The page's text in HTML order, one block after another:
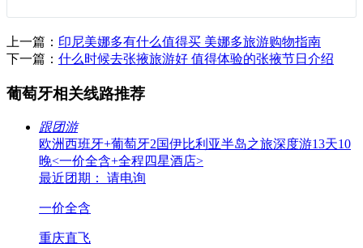
上一篇： 印尼美娜多有什么值得买 美娜多旅游购物指南
下一篇： 什么时候去张掖旅游好 值得体验的张掖节日介绍
葡萄牙相关线路推荐
跟团游
欧洲西班牙+葡萄牙2国伊比利亚半岛之旅深度游13天10
晚<一价全含+全程四星酒店>
最近团期： 请电询
一价全含
重庆直飞